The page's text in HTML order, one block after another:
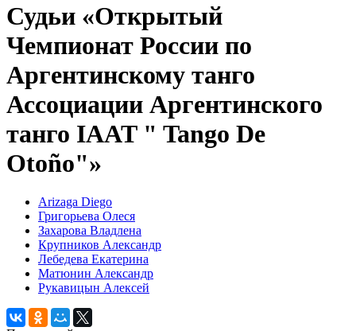
Судьи «Открытый
Чемпионат России по
Аргентинскому танго
Ассоциации Аргентинского
танго IAAT " Tango De
Otoño"»
Arizaga Diego
Григорьева Олеся
Захарова Владлена
Крупников Александр
Лебедева Екатерина
Матюнин Александр
Рукавицын Алексей